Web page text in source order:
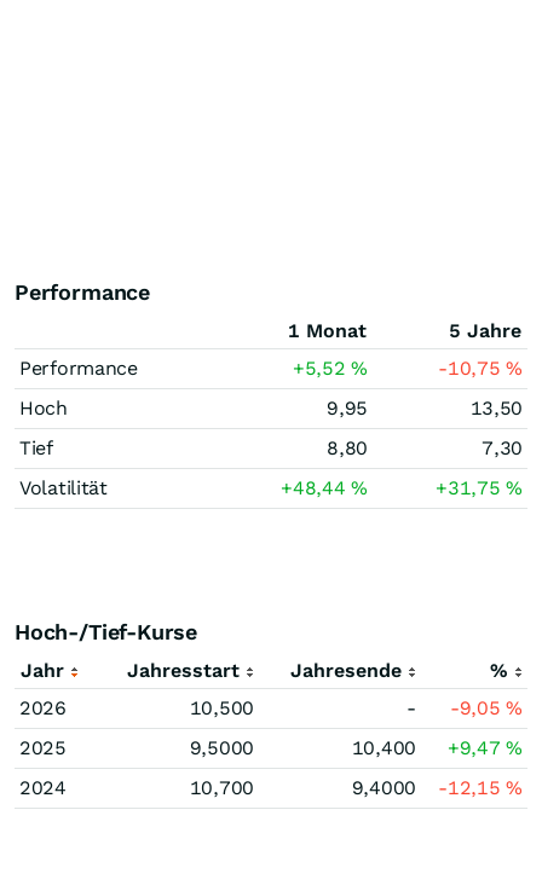
Performance
1 Monat
5 Jahre
Performance
+5,52% -10,75%
Hoch
9,95
13,50
Tief
8,80
7,30
Volatilität
+48,44% +31,75%
Hoch-/Tief-Kurse
Jahr Jahresstart Jahresende
%
2026
10,500 - -9,05%
2025
9,5000 10,400 +9,47%
2024
10,700 9,4000 -12,15%